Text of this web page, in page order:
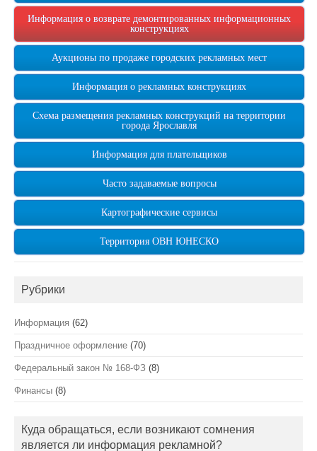
Информация о возврате демонтированных информационных
конструкциях
Аукционы по продаже городских рекламных мест
Информация о рекламных конструкциях
Схема размещения рекламных конструкций на территории
города Ярославля
Информация для плательщиков
Часто задаваемые вопросы
Картографические сервисы
Территория ОВН ЮНЕСКО
Рубрики
Информация (62)
Праздничное оформление (70)
Федеральный закон № 168-ФЗ (8)
Финансы (8)
Куда обращаться, если возникают сомнения
является ли информация рекламной?